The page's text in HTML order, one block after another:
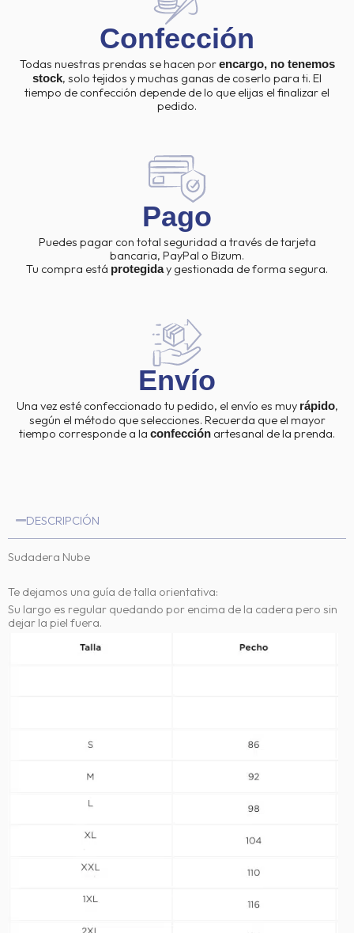
Confección
Todas nuestras prendas se hacen porencargo, no tenemos
stock, solo tejidos y muchas ganas de coserlo para ti. El
tiempo de confección depende de lo que elijas el finalizar el
pedido.
Pago
Puedes pagar con total seguridad a través de tarjeta
bancaria, PayPal o Bizum.
Tu compra está protegiday gestionada de forma segura.
Envío
Una vez esté confeccionado tu pedido, el envío es muy rápido,
según el método que selecciones. Recuerda que el mayor
tiempo corresponde a la confección artesanal de la prenda.
DESCRIPCIÓN
Sudadera Nube
Te dejamos una guía de talla orientativa:
Su largo es regular quedando por encima de la cadera pero sin
dejar la piel fuera.